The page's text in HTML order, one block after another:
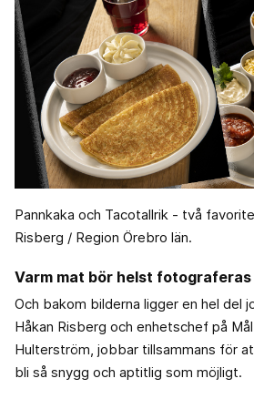
Pannkaka och Tacotallrik - två
Risberg / Region Örebro län.
Varm mat bör helst fotograferas
Och bakom bilderna ligger en hel del
Håkan Risberg och enhetschef på
Hulterström, jobbar tillsammans för
bli så snygg och aptitlig som möjligt.